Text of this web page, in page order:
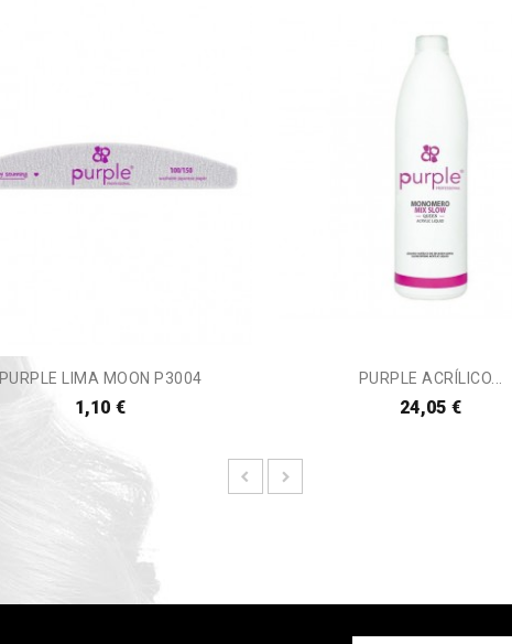
PURPLE LIMA MOON P3004
1,10 €
PURPLE ACRÍLICO...
24,05 €